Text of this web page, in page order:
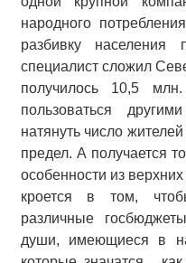
народного
разбивку
специалист сложил
получилось 10,5
пользоваться
натянуть число
предел. А получается
особенности из
кроется в том,
различные
души, имеющиеся в